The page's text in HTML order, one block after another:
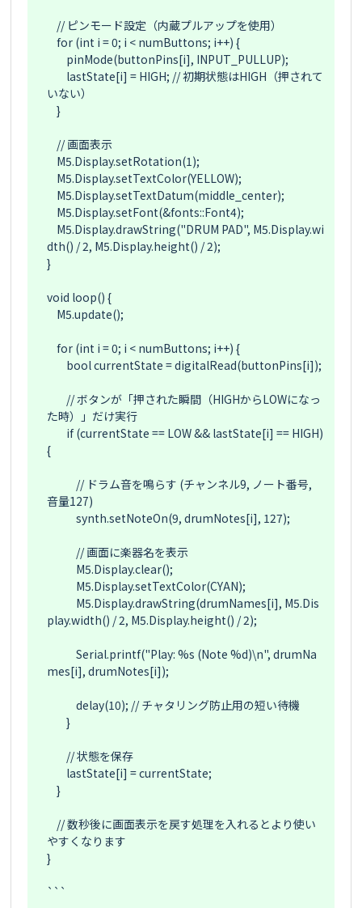
    for (int i = 0; i < numButtons; i++) {
いない）
    }
dth() / 2, M5.Display.height() / 2);
}
void loop() {
    for (int i = 0; i < numButtons; i++) {
た時）」だけ実行
{
音量127)
            synth.setNoteOn(9, drumNotes[i], 127);
play.width() / 2, M5.Display.height() / 2);
            Serial.printf("Play: %s (Note %d)\n", drumNa
mes[i], drumNotes[i]);
            delay(10); // チャタリング防止用の短い待機
        }
    }
やすくなります
}
```